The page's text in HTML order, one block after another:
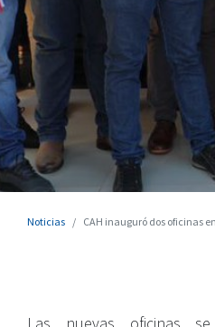
Noticias CAH inauguró dos oficinas